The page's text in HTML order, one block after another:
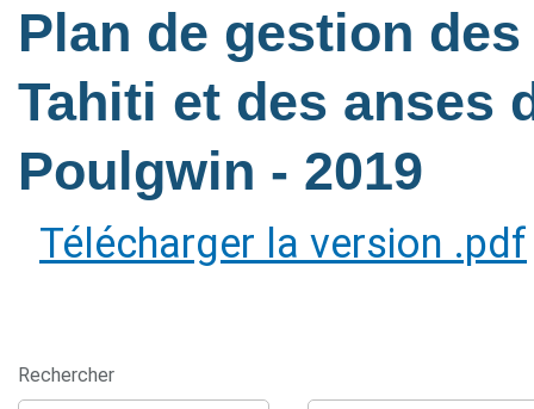
Plan de gestion
Tahiti et des anses
Poulgwin - 2019
Télécharger la version .pdf
Rechercher